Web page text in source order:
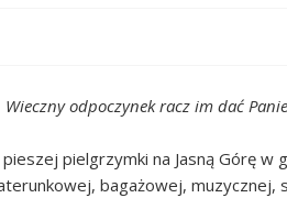
Wieczny odpoczynek racz im dać
pielgrzymki na Jasną Górę w
bagażowej, muzycznej,